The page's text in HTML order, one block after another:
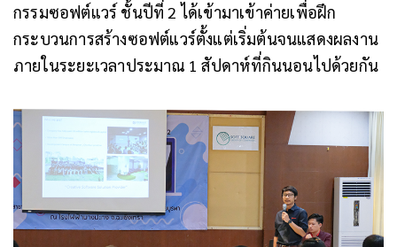
กรรมซอฟต์แวร์ ชั้นปีที่ 2 ได้เข้ามาเข้าค่ายเพื่อฝึก
กระบวนการสร้างซอฟต์แวร์ตั้งแต่เริ่มต้นจนแสดงผลงาน
ภายในระยะเวลาประมาณ 1 สัปดาห์ที่กินนอนไปด้วยกัน